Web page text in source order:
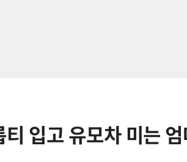
입고 유모차 미는